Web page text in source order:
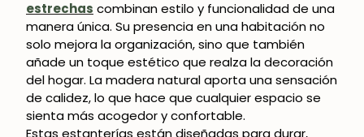
estrechas combinan estilo y funcionalidad de una
manera única. Su presencia en una habitación no
solo mejora la organización, sino que también
añade un toque estético que realza la decoración
del hogar. La madera natural aporta una sensación
de calidez, lo que hace que cualquier espacio se
sienta más acogedor y confortable.
Estas estanterías están diseñadas para durar,
SUSCRIBIRME